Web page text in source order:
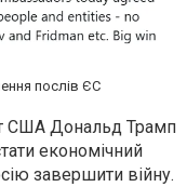
послів ЄС
США Дональд Трамп
економічний
завершити війну.